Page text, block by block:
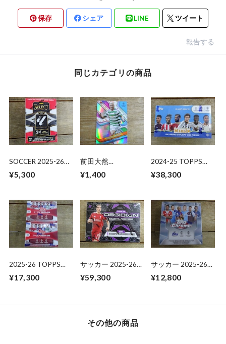
保存 シェア LINE ツイート
報告する
同じカテゴリの商品
SOCCER 2025-26
LALIGA BLASTER 未
¥5,300
前田大然
2024-25 TOPPS
¥1,400
2024-25 TOPPS
COMPETITIONS
¥38,300
2025-26 TOPPS
COMPETITIONS
¥17,300
サッカー 2025-26
HOBBY 未開封 BOX
¥59,300
サッカー 2025-26
UCC MEGA BOX 未
¥12,800
その他の商品